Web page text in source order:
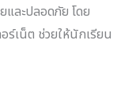
และปลอดภัย โดย
ร์เน็ต ช่วยให้นักเรียน